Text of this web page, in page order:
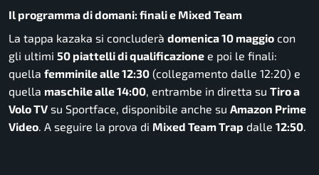
Il programma di domani: finali e Mixed Team
La tappa kazaka si concluderà domenica 10 maggio con
gli ultimi 50 piattelli di qualificazione e poi le finali:
quella femminile alle 12:30 (collegamento dalle 12:20) e
quella maschile alle 14:00, entrambe in diretta su Tiro a
Volo TV su Sportface, disponibile anche su Amazon Prime
Video. A seguire la prova di Mixed Team Trap dalle 12:50.